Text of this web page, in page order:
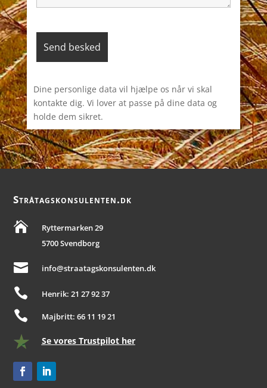
Dine personlige data vil hjælpe os når vi skal
kontakte dig. Vi lover at passe på dine data og
holde dem sikret.
Stråtagskonsulenten.dk

Ryttermarken 29
5700 Svendborg
 info@straatagskonsulenten.dk
 Henrik: 21 27 92 37
 Majbritt: 66 11 19 21
Se vores Trustpilot her